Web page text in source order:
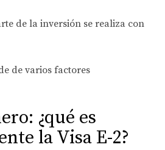
de la inversión se realiza con
de varios factores
¿qué es
la Visa E-2?